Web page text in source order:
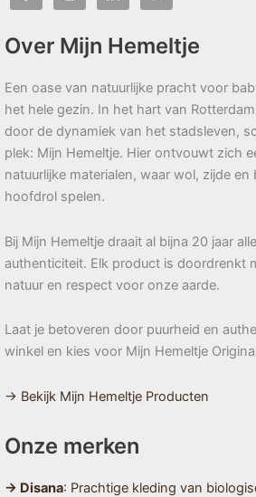
Over Mijn Hemeltje
Een oase van natuurlijke pracht voor
het hele gezin. In het hart van
door de dynamiek van het stadsleven,
plek: Mijn Hemeltje. Hier ontvouwt zich
natuurlijke materialen, waar wol, zijde
hoofdrol spelen.
Bij Mijn Hemeltje draait al bijna 20 jaar
authenticiteit. Elk product is doordrenkt
natuur en respect voor onze aarde.
Laat je betoveren door puurheid en
winkel en kies voor Mijn Hemeltje
→ Bekijk Mijn Hemeltje Producten
Onze merken
→ Disana: Prachtige kleding van